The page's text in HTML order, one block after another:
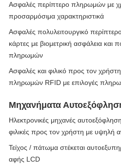
Ασφαλές περίπτερο πληρωμών με
προσαρμόσιμα χαρακτηριστικά
Ασφαλές πολυλειτουργικό
κάρτες με βιομετρική ασφάλεια και
πληρωμών
Ασφαλές και φιλικό προς τον
πληρωμών RFID με επιλογές
Μηχανήματα
Ηλεκτρονικές μηχανές
φιλικές προς τον χρήστη με υψηλή
Τείχος / πάτωμα στέκεται
αφής LCD